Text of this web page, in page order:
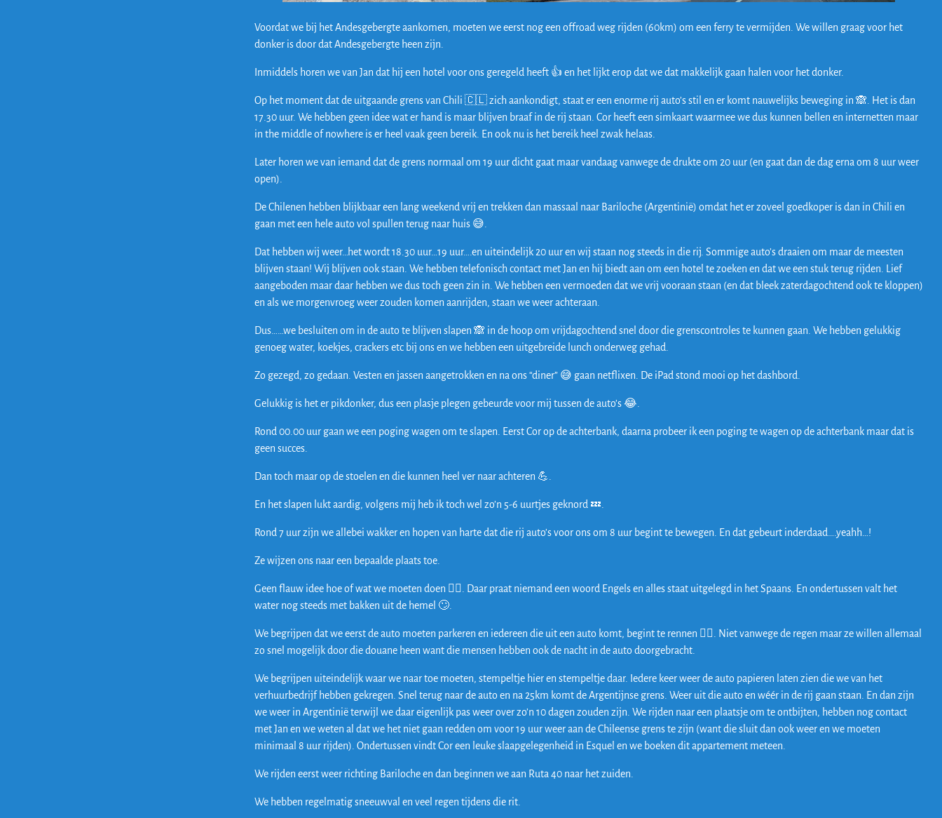
Voordat we bij het Andesgebergte aankomen, moeten we eerst nog een offroad weg rijden (60km) om een ferry te vermijden. We willen graag voor het
donker is door dat Andesgebergte heen zijn.
Inmiddels horen we van Jan dat hij een hotel voor ons geregeld heeft 👍 en het lijkt erop dat we dat makkelijk gaan halen voor het donker.
Op het moment dat de uitgaande grens van Chili 🇨🇱 zich aankondigt, staat er een enorme rij auto’s stil en er komt nauwelijks beweging in 🙈. Het is dan
17.30 uur. We hebben geen idee wat er hand is maar blijven braaf in de rij staan. Cor heeft een simkaart waarmee we dus kunnen bellen en internetten maar
in the middle of nowhere is er heel vaak geen bereik. En ook nu is het bereik heel zwak helaas.
Later horen we van iemand dat de grens normaal om 19 uur dicht gaat maar vandaag vanwege de drukte om 20 uur (en gaat dan de dag erna om 8 uur weer
open).
De Chilenen hebben blijkbaar een lang weekend vrij en trekken dan massaal naar Bariloche (Argentinië) omdat het er zoveel goedkoper is dan in Chili en
gaan met een hele auto vol spullen terug naar huis 😅.
Dat hebben wij weer…het wordt 18.30 uur…19 uur….en uiteindelijk 20 uur en wij staan nog steeds in die rij. Sommige auto’s draaien om maar de meesten
blijven staan! Wij blijven ook staan. We hebben telefonisch contact met Jan en hij biedt aan om een hotel te zoeken en dat we een stuk terug rijden. Lief
aangeboden maar daar hebben we dus toch geen zin in. We hebben een vermoeden dat we vrij vooraan staan (en dat bleek zaterdagochtend ook te kloppen)
en als we morgenvroeg weer zouden komen aanrijden, staan we weer achteraan.
Dus……we besluiten om in de auto te blijven slapen 🙈 in de hoop om vrijdagochtend snel door die grenscontroles te kunnen gaan. We hebben gelukkig
genoeg water, koekjes, crackers etc bij ons en we hebben een uitgebreide lunch onderweg gehad.
Zo gezegd, zo gedaan. Vesten en jassen aangetrokken en na ons “diner” 😅 gaan netflixen. De iPad stond mooi op het dashbord.
Gelukkig is het er pikdonker, dus een plasje plegen gebeurde voor mij tussen de auto’s 😂.
Rond 00.00 uur gaan we een poging wagen om te slapen. Eerst Cor op de achterbank, daarna probeer ik een poging te wagen op de achterbank maar dat is
geen succes.
Dan toch maar op de stoelen en die kunnen heel ver naar achteren 💪.
En het slapen lukt aardig, volgens mij heb ik toch wel zo’n 5-6 uurtjes geknord 💤.
Rond 7 uur zijn we allebei wakker en hopen van harte dat die rij auto’s voor ons om 8 uur begint te bewegen. En dat gebeurt inderdaad….yeahh…!
Ze wijzen ons naar een bepaalde plaats toe.
Geen flauw idee hoe of wat we moeten doen 🤷‍♀️. Daar praat niemand een woord Engels en alles staat uitgelegd in het Spaans. En ondertussen valt het
water nog steeds met bakken uit de hemel 🙄.
We begrijpen dat we eerst de auto moeten parkeren en iedereen die uit een auto komt, begint te rennen 🏃‍♀️. Niet vanwege de regen maar ze willen allemaal
zo snel mogelijk door die douane heen want die mensen hebben ook de nacht in de auto doorgebracht.
We begrijpen uiteindelijk waar we naar toe moeten, stempeltje hier en stempeltje daar. Iedere keer weer de auto papieren laten zien die we van het
verhuurbedrijf hebben gekregen. Snel terug naar de auto en na 25km komt de Argentijnse grens. Weer uit die auto en wéér in de rij gaan staan. En dan zijn
we weer in Argentinië terwijl we daar eigenlijk pas weer over zo’n 10 dagen zouden zijn. We rijden naar een plaatsje om te ontbijten, hebben nog contact
met Jan en we weten al dat we het niet gaan redden om voor 19 uur weer aan de Chileense grens te zijn (want die sluit dan ook weer en we moeten
minimaal 8 uur rijden). Ondertussen vindt Cor een leuke slaapgelegenheid in Esquel en we boeken dit appartement meteen.
We rijden eerst weer richting Bariloche en dan beginnen we aan Ruta 40 naar het zuiden.
We hebben regelmatig sneeuwval en veel regen tijdens die rit.